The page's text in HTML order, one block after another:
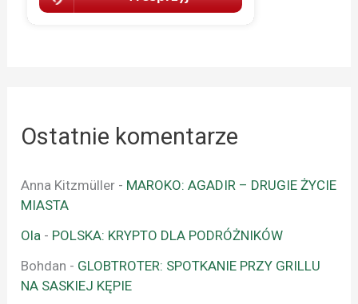
Ostatnie komentarze
Anna Kitzmüller - MAROKO: AGADIR – DRUGIE ŻYCIE
MIASTA
Ola - POLSKA: KRYPTO DLA PODRÓŻNIKÓW
Bohdan - GLOBTROTER: SPOTKANIE PRZY GRILLU
NA SASKIEJ KĘPIE